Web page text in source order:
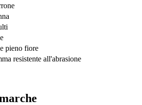
pieno fiore
resistente all'abrasione